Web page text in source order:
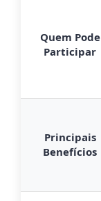
Quem Pode
Participar
Principais
Benefícios